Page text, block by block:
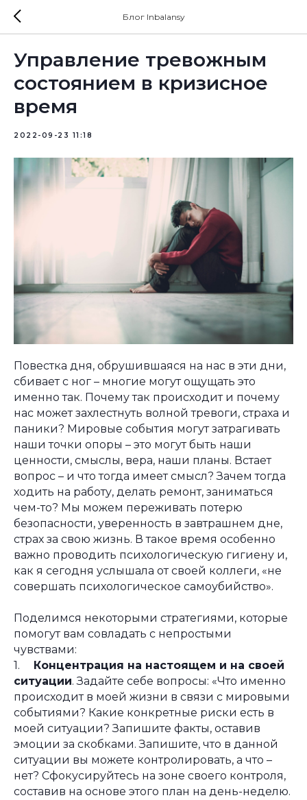
Блог Inbalansy
Управление тревожным
состоянием в кризисное
время
2022-09-23 11:18
Повестка дня, обрушившаяся на нас в эти дни,
сбивает с ног – многие могут ощущать это
именно так. Почему так происходит и почему
нас может захлестнуть волной тревоги, страха и
паники? Мировые события могут затрагивать
наши точки опоры – это могут быть наши
ценности, смыслы, вера, наши планы. Встает
вопрос – и что тогда имеет смысл? Зачем тогда
ходить на работу, делать ремонт, заниматься
чем-то? Мы можем переживать потерю
безопасности, уверенность в завтрашнем дне,
страх за свою жизнь. В такое время особенно
важно проводить психологическую гигиену и,
как я сегодня услышала от своей коллеги, «не
совершать психологическое самоубийство».
Поделимся некоторыми стратегиями, которые
помогут вам совладать с непростыми
чувствами:
1. Концентрация на настоящем и на своей
ситуации. Задайте себе вопросы: «Что именно
происходит в моей жизни в связи с мировыми
событиями? Какие конкретные риски есть в
моей ситуации? Запишите факты, оставив
эмоции за скобками. Запишите, что в данной
ситуации вы можете контролировать, а что –
нет? Сфокусируйтесь на зоне своего контроля,
составив на основе этого план на день-неделю.